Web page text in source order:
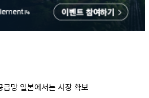
급망 일본에서는 시장 확보